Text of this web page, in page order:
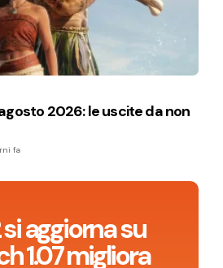
aggiorna su
1.07 migliora
2026: le uscite da non
fa